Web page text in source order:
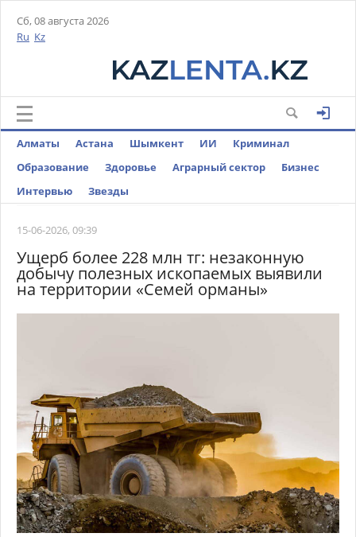
Сб, 08 августа 2026
Ru Kz
Алматы Астана Шымкент ИИ
Криминал
Образование
Здоровье Аграрный сектор
Бизнес
Интервью
Звезды
15-06-2026, 09:39
Ущерб более 228 млн тг: незаконную
добычу полезных ископаемых выявили
на территории «Семей орманы»